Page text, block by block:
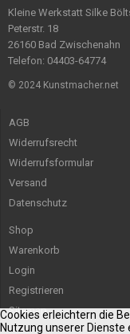
Kleine Werkstatt Silke
Peterstr. 18
26160 Bad Zwischenahn
Telefon: 04403-64774
© 2024 Kunstmacher.net
AGB
Widerrufsrecht
Widerrufsformular
Versand
Datenschutz
Shop
Warenkorb
Login
Registrieren
Sitemap
Cookies erleichtern die
Nutzung unserer